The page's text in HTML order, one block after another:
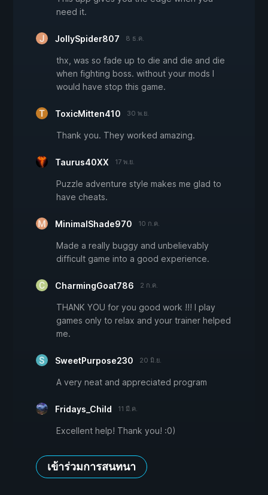
need it.
JollySpider807 8 ธ.ค.
thx, was so fade up to die and die and die
when fighting boss. without your mods I
would have stop this game.
ToxicMitten410 30 พ.ย.
Thank you. They worked amazing.
Taurus40XX 17 พ.ย.
Puzzle adventure style makes me glad to
have cheats.
MinimalShade970 10 ก.ค.
Made a really buggy and unbelievably
difficult game into a good experience.
CharmingGoat786 2 ก.ค.
THANK YOU for you good work !!! I play
games only to relax and your trainer helped
me.
SweetPurpose230 20 มิ.ย.
A very neat and appreciated program
Fridays_Child 11 มี.ค.
Excellent help! Thank you! :0)
เข้าร่วมการสนทนา